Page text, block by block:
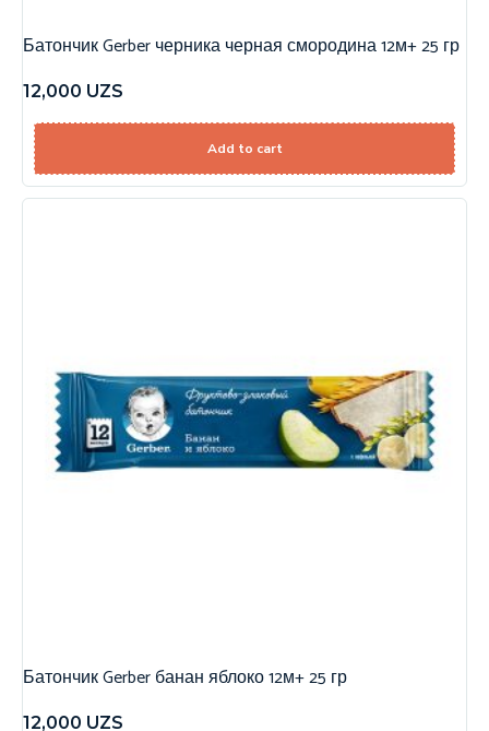
Батончик Gerber черника черная смородина 12м+ 25 гр
12,000 UZS
Add to cart
Батончик Gerber банан яблоко 12м+ 25 гр
12,000 UZS